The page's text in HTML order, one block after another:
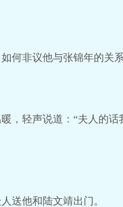
非议他与张锦年的关
轻声说道：“夫人的话
他和陆文靖出门。